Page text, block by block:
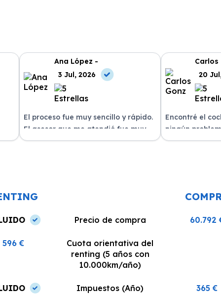
Ana López -
3 Jul, 2026
El proceso fue muy sencillo y rápido.
El asesor que me atendió fue muy
amable y me explicó todo con
Carlos
20
Encontré el
ningún
del equipo. La
Precio de compra 60.792
596 €
Cuota orientativa del
renting (5 años con
10.000km/año)
Impuestos (Año) 365 €